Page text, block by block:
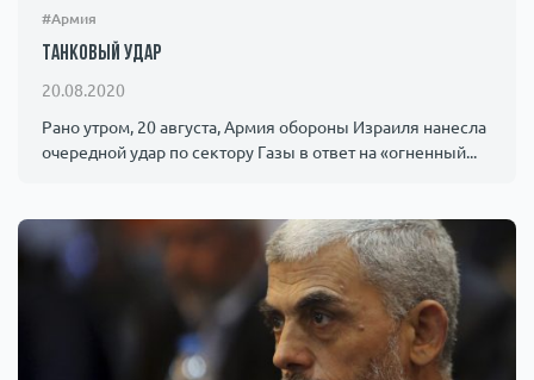
#Армия
Танковый удар
20.08.2020
Рано утром, 20 августа, Армия обороны Израиля нанесла
очередной удар по сектору Газы в ответ на «огненный...